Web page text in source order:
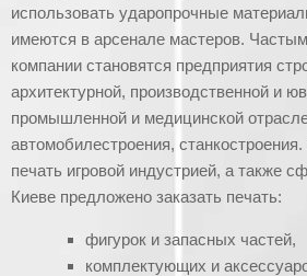
использовать ударопрочные
имеются в арсенале мастеров.
компании становятся предприятия
архитектурной, производственной и
промышленной и медицинской
автомобилестроения,
печать игровой индустрией, а также
Киеве предложено заказать печать:
фигурок и запасных частей,
комплектующих и